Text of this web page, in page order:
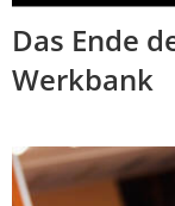
Das Ende
Werkbank